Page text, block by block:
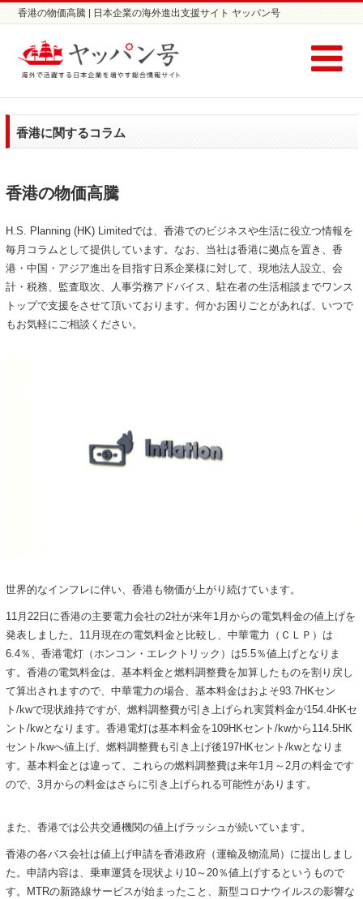
香港の物価高騰 | 日本企業の海外進出支援サイト ヤッパン号
香港に関するコラム
香港の物価高騰
H.S. Planning (HK) Limitedでは、香港でのビジネスや生活に役立つ情報を
毎月コラムとして提供しています。なお、当社は香港に拠点を置き、香
港・中国・アジア進出を目指す日系企業様に対して、現地法人設立、会
計・税務、監査取次、人事労務アドバイス、駐在者の生活相談までワンス
トップで支援をさせて頂いております。何かお困りごとがあれば、いつで
もお気軽にご相談ください。
世界的なインフレに伴い、香港も物価が上がり続けています。
11月22日に香港の主要電力会社の2社が来年1月からの電気料金の値上げを
発表しました。11月現在の電気料金と比較し、中華電力（ＣＬＰ）は
6.4％、香港電灯（ホンコン・エレクトリック）は5.5％値上げとなりま
す。香港の電気料金は、基本料金と燃料調整費を加算したものを割り戻し
て算出されますので、中華電力の場合、基本料金はおよそ93.7HKセン
ト/kwで現状維持ですが、燃料調整費が引き上げられ実質料金が154.4HKセ
ント/kwとなります。香港電灯は基本料金を109HKセント/kwから114.5HK
セント/kwへ値上げ、燃料調整費も引き上げ後197HKセント/kwとなりま
す。基本料金とは違って、これらの燃料調整費は来年1月～2月の料金です
ので、3月からの料金はさらに引き上げられる可能性があります。
また、香港では公共交通機関の値上げラッシュが続いています。
香港の各バス会社は値上げ申請を香港政府（運輸及物流局）に提出しまし
た。申請内容は、乗車運賃を現状より10～20％値上げするというもので
す。MTRの新路線サービスが始まったこと、新型コロナウイルスの影響な